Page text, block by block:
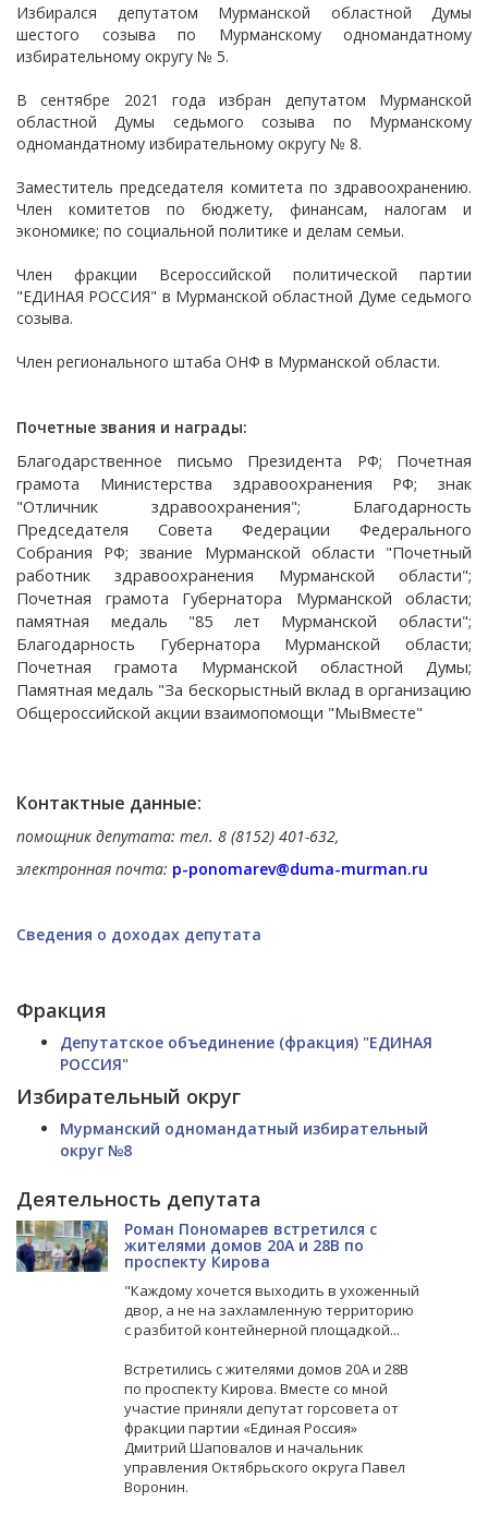
Избирался депутатом Мурманской областной Думы
шестого созыва по Мурманскому одномандатному
избирательному округу № 5.
В сентябре 2021 года избран депутатом Мурманской
областной Думы седьмого созыва по Мурманскому
одномандатному избирательному округу № 8.
Заместитель председателя комитета по здравоохранению.
Член комитетов по бюджету, финансам, налогам и
экономике; по социальной политике и делам семьи.
Член фракции Всероссийской политической партии
"ЕДИНАЯ РОССИЯ" в Мурманской областной Думе седьмого
созыва.
Член регионального штаба ОНФ в Мурманской области.
Почетные звания и награды:
Благодарственное письмо Президента РФ; Почетная
грамота Министерства здравоохранения РФ; знак
"Отличник здравоохранения"; Благодарность
Председателя Совета Федерации Федерального
Собрания РФ; звание Мурманской области "Почетный
работник здравоохранения Мурманской области";
Почетная грамота Губернатора Мурманской области;
памятная медаль "85 лет Мурманской области";
Благодарность Губернатора Мурманской области;
Почетная грамота Мурманской областной Думы;
Памятная медаль "За бескорыстный вклад в организацию
Общероссийской акции взаимопомощи "МыВместе"
Контактные данные:
помощник депутата: тел. 8 (8152) 401-632,
электронная почта: p-ponomarev@duma-murman.ru
Сведения о доходах депутата
Фракция
Депутатское объединение (фракция) "ЕДИНАЯ
РОССИЯ"
Избирательный округ
Мурманский одномандатный избирательный
округ №8
Деятельность депутата
Роман Пономарев встретился с
жителями домов 20А и 28В по
проспекту Кирова
"Каждому хочется выходить в ухоженный
двор, а не на захламленную территорию
с разбитой контейнерной площадкой...
Встретились с жителями домов 20А и 28В
по проспекту Кирова. Вместе со мной
участие приняли депутат горсовета от
фракции партии «Единая Россия»
Дмитрий Шаповалов и начальник
управления Октябрьского округа Павел
Воронин.